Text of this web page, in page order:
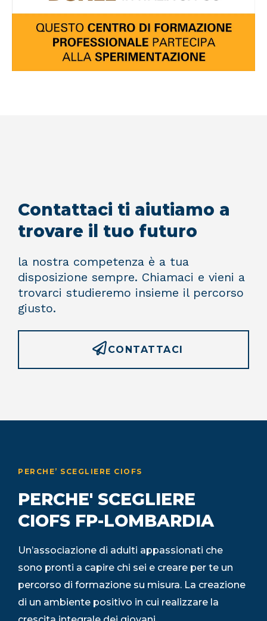
Contattaci ti aiutiamo a
trovare il tuo futuro
la nostra competenza è a tua
disposizione sempre. Chiamaci e vieni a
trovarci studieremo insieme il percorso
giusto.
CONTATTACI
PERCHE’ SCEGLIERE CIOFS
PERCHE' SCEGLIERE
CIOFS FP-LOMBARDIA
Un’associazione di adulti appassionati che
sono pronti a capire chi sei e creare per te un
percorso di formazione su misura. La creazione
di un ambiente positivo in cui realizzare la